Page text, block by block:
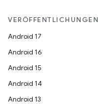
VERÖFFENTLICHUNGEN
Android 17
Android 16
Android 15
Android 14
Android 13